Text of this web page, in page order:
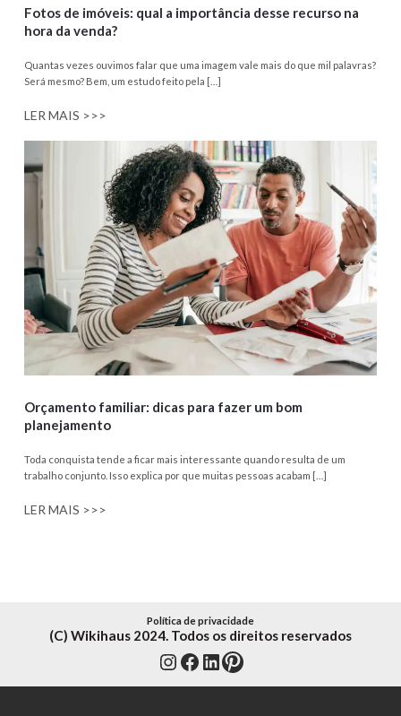
Fotos de imóveis: qual a importância desse recurso na
hora da venda?
Quantas vezes ouvimos falar que uma imagem vale mais do que mil palavras?
Será mesmo? Bem, um estudo feito pela […]
LER MAIS >>>
Orçamento familiar: dicas para fazer um bom
planejamento
Toda conquista tende a ficar mais interessante quando resulta de um
trabalho conjunto. Isso explica por que muitas pessoas acabam […]
LER MAIS >>>
Instagram
Facebook
LinkedIn
Pinterest
Política de privacidade
(C) Wikihaus 2024. Todos os direitos reservados